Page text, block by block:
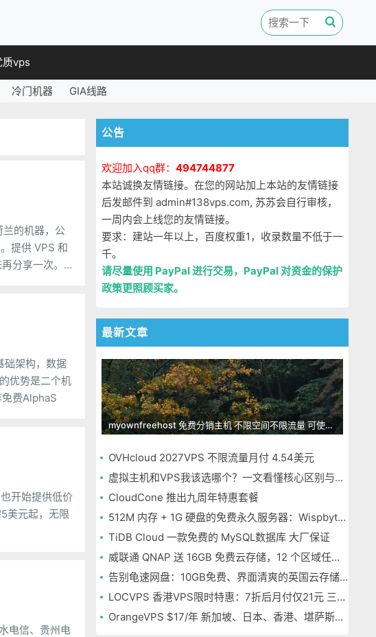
质vps
冷门机器 GIA线路
的机器，公
提供 VPS 和
架构，数据
优势是二个机
费AlphaS
开始提供低价
美元起，无限
电信、贵州电
公告
欢迎加入qq群： 494744877
本站诚换友情链接。在您的网站加上本站的友情链接
后发邮件到 admin#138vps.com, 苏苏会自行审核，
一周内会上线您的友情链接。
要求：建站一年以上，百度权重1，收录数量不低于一
千。
请尽量使用 PayPal 进行交易，PayPal 对资金的保护
政策更照顾买家。
最新文章
myownfreehost 免费分销主机 不限空间不限流量 可使用免费域名申请
OVHcloud 2027VPS 不限流量月付 4.54美元
虚拟主机和VPS我该选哪个？一文看懂核心区别与选择指南
CloudCone 推出九周年特惠套餐
512M 内存 + 1G 硬盘的免费永久服务器：Wispbyte 上手
TiDB Cloud 一款免费的 MySQL数据库 大厂保证
威联通 QNAP 送 16GB 免费云存储，12 个区域任选，邮箱注册即可
告别龟速网盘：10GB免费、界面清爽的英国云存储Icedrive体验
LOCVPS 香港VPS限时特惠：7折后月付仅21元 三网优化BGP线路 可选原生IP
OrangeVPS $17/年 新加坡、日本、香港、堪萨斯机房